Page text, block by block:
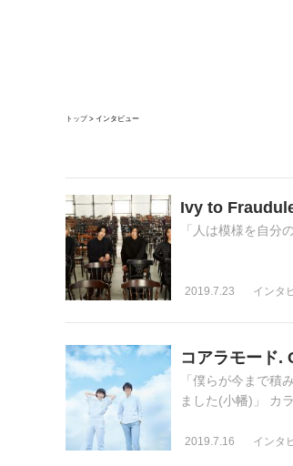
トップ インタビュー
Ivy to
「人は模様を自分
2019.7.23 イン
コアラモード.
「僕らが今まで積
ました(小幡)」 カラ
2019.7.16 イン